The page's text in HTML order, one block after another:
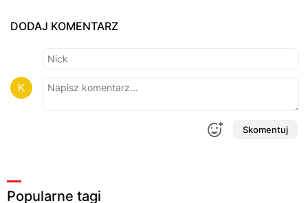
DODAJ KOMENTARZ
Skomentuj
Popularne tagi